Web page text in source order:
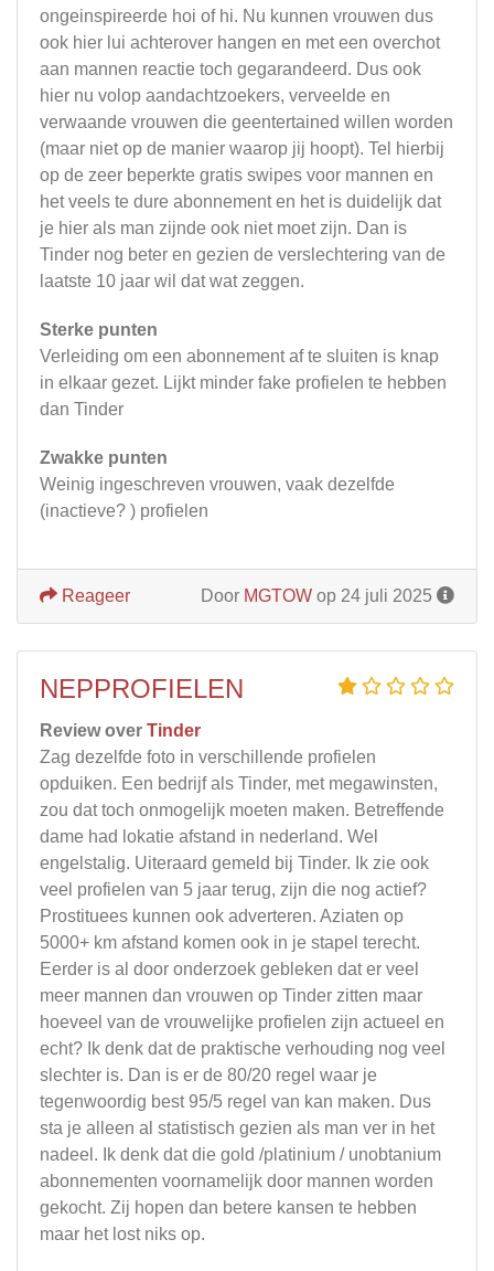
ongeinspireerde hoi of hi. Nu kunnen vrouwen dus
ook hier lui achterover hangen en met een overchot
aan mannen reactie toch gegarandeerd. Dus ook
hier nu volop aandachtzoekers, verveelde en
verwaande vrouwen die geentertained willen worden
(maar niet op de manier waarop jij hoopt). Tel hierbij
op de zeer beperkte gratis swipes voor mannen en
het veels te dure abonnement en het is duidelijk dat
je hier als man zijnde ook niet moet zijn. Dan is
Tinder nog beter en gezien de verslechtering van de
laatste 10 jaar wil dat wat zeggen.
Sterke punten
Verleiding om een abonnement af te sluiten is knap
in elkaar gezet. Lijkt minder fake profielen te hebben
dan Tinder
Zwakke punten
Weinig ingeschreven vrouwen, vaak dezelfde
(inactieve? ) profielen
Door MGTOW op 24 juli 2025
Reageer
NEPPROFIELEN
Review over Tinder
Zag dezelfde foto in verschillende profielen
opduiken. Een bedrijf als Tinder, met megawinsten,
zou dat toch onmogelijk moeten maken. Betreffende
dame had lokatie afstand in nederland. Wel
engelstalig. Uiteraard gemeld bij Tinder. Ik zie ook
veel profielen van 5 jaar terug, zijn die nog actief?
Prostituees kunnen ook adverteren. Aziaten op
5000+ km afstand komen ook in je stapel terecht.
Eerder is al door onderzoek gebleken dat er veel
meer mannen dan vrouwen op Tinder zitten maar
hoeveel van de vrouwelijke profielen zijn actueel en
echt? Ik denk dat de praktische verhouding nog veel
slechter is. Dan is er de 80/20 regel waar je
tegenwoordig best 95/5 regel van kan maken. Dus
sta je alleen al statistisch gezien als man ver in het
nadeel. Ik denk dat die gold /platinium / unobtanium
abonnementen voornamelijk door mannen worden
gekocht. Zij hopen dan betere kansen te hebben
maar het lost niks op.